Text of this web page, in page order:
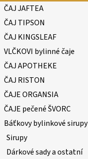
ČAJ JAFTEA
ČAJ TIPSON
ČAJ KINGSLEAF
VLČKOVI bylinné čaje
ČAJ APOTHEKE
ČAJ RISTON
ČAJE ORGANSIA
ČAJE pečené ŠVORC
Báťkovy bylinkové sirupy
Sirupy
Dárkové sady a ostatní